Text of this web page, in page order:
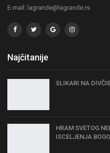
E-mail: lagrande@lagrande.rs
Najčitanije
SLIKARI NA
HRAM SVETOG
ISCELJENJA